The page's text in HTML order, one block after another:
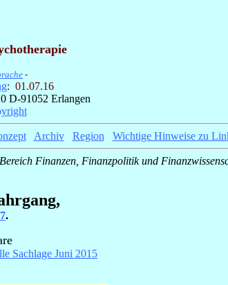
-
: 01.07.16
D-91052 Erlangen
_ Archiv_ Region Wichtige Hinweise zu
Finanzen, Finanzpolitik und
.
Sachlage Juni 2015